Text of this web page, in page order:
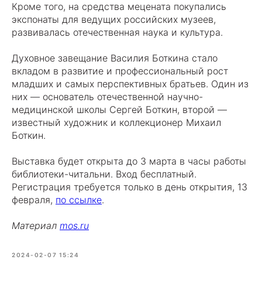
Кроме того, на средства мецената покупались
экспонаты для ведущих российских музеев,
развивалась отечественная наука и культура.
Духовное завещание Василия Боткина стало
вкладом в развитие и профессиональный рост
младших и самых перспективных братьев. Один из
них — основатель отечественной научно-
медицинской школы Сергей Боткин, второй —
известный художник и коллекционер Михаил
Боткин.
Выставка будет открыта до 3 марта в часы работы
библиотеки-читальни. Вход бесплатный.
Регистрация требуется только в день открытия, 13
февраля, по ссылке.
Материал mos.ru
2024-02-07 15:24